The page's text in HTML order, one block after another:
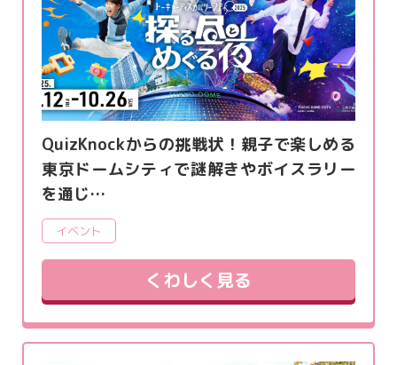
QuizKnockからの挑戦状！親子で楽しめる
東京ドームシティで謎解きやボイスラリー
を通じ…
イベント
くわしく見る